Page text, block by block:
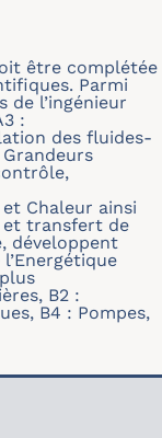
être complétée
Parmi
de l’ingénieur
:
des fluides-
et Chaleur ainsi
et transfert de
développent
B2 :
B4 : Pompes,